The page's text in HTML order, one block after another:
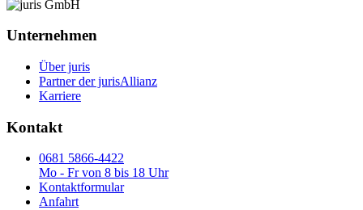
Unternehmen
Über juris
Partner der jurisAllianz
Karriere
Kontakt
0681 5866-4422
Mo - Fr von 8 bis 18 Uhr
Kontaktformular
Anfahrt